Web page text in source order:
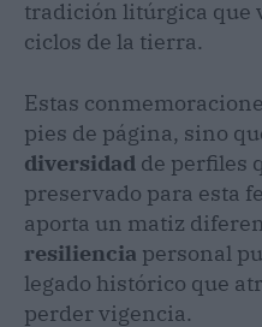
tradición litúrgica que
ciclos de la tierra.
Estas
pies de página, sino
diversidad de perfiles
preservado para esta
aporta un matiz
resiliencia personal
legado histórico que
perder vigencia.